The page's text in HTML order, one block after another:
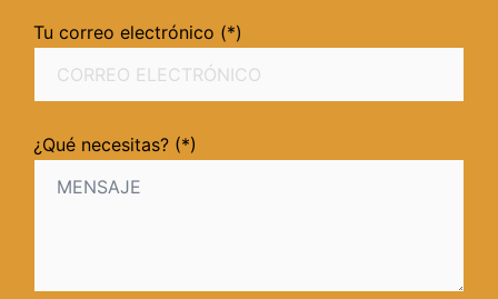
Tu correo electrónico (*)
¿Qué necesitas? (*)